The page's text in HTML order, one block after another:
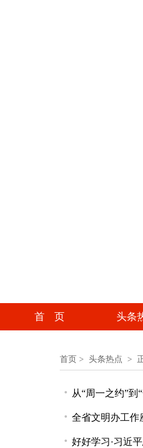
首 页 头条
首页 > 头条热点 >
从“周一之约”到
全省文明办工作
好好学习·习近